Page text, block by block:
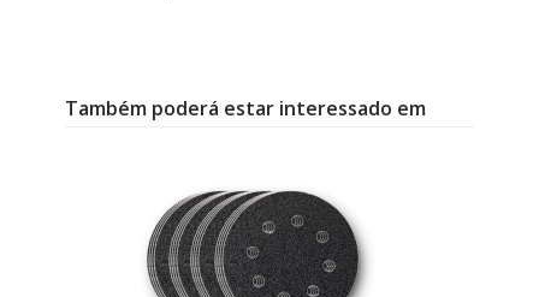
Também poderá estar interessado em